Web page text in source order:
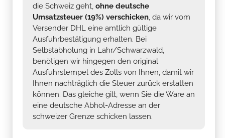
die Schweiz geht, ohne deutsche
Umsatzsteuer (19%) verschicken, da wir vom
Versender DHL eine amtlich gültige
Ausfuhrbestätigung erhalten. Bei
Selbstabholung in Lahr/Schwarzwald,
benötigen wir hingegen den original
Ausfuhrstempel des Zolls von Ihnen, damit wir
Ihnen nachträglich die Steuer zurück erstatten
können. Das gleiche gilt, wenn Sie die Ware an
eine deutsche Abhol-Adresse an der
schweizer Grenze schicken lassen.